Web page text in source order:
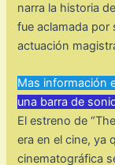
narra la historia
fue aclamada por
actuación
Mas información
una barra de
El estreno de
era en el cine, ya
cinematográfica